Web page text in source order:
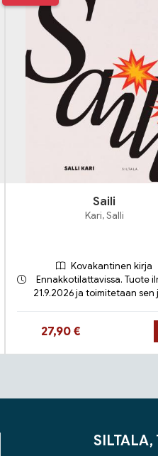
Saili
Kari, Salli
Kovakantinen kirja
Ennakkotilattavissa. Tuote
21.9.2026 ja toimitetaan sen
Hinta nyt
27,90 €
SILTALA,